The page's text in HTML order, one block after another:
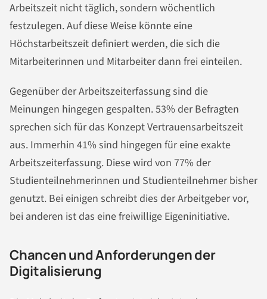
Arbeitszeit nicht täglich, sondern wöchentlich
festzulegen. Auf diese Weise könnte eine
Höchstarbeitszeit definiert werden, die sich die
Mitarbeiterinnen und Mitarbeiter dann frei einteilen.
Gegenüber der Arbeitszeiterfassung sind die
Meinungen hingegen gespalten. 53% der Befragten
sprechen sich für das Konzept Vertrauensarbeitszeit
aus. Immerhin 41% sind hingegen für eine exakte
Arbeitszeiterfassung. Diese wird von 77% der
Studienteilnehmerinnen und Studienteilnehmer bisher
genutzt. Bei einigen schreibt dies der Arbeitgeber vor,
bei anderen ist das eine freiwillige Eigeninitiative.
Chancen und Anforderungen der
Digitalisierung